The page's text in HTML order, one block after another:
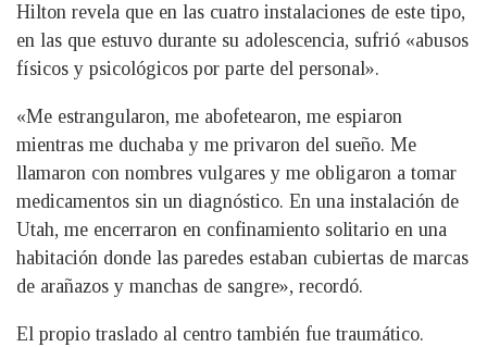
Hilton revela que en las cuatro instalaciones de este tipo,
en las que estuvo durante su adolescencia, sufrió «abusos
físicos y psicológicos por parte del personal».
«Me estrangularon, me abofetearon, me espiaron
mientras me duchaba y me privaron del sueño. Me
llamaron con nombres vulgares y me obligaron a tomar
medicamentos sin un diagnóstico. En una instalación de
Utah, me encerraron en confinamiento solitario en una
habitación donde las paredes estaban cubiertas de marcas
de arañazos y manchas de sangre», recordó.
El propio traslado al centro también fue traumático.